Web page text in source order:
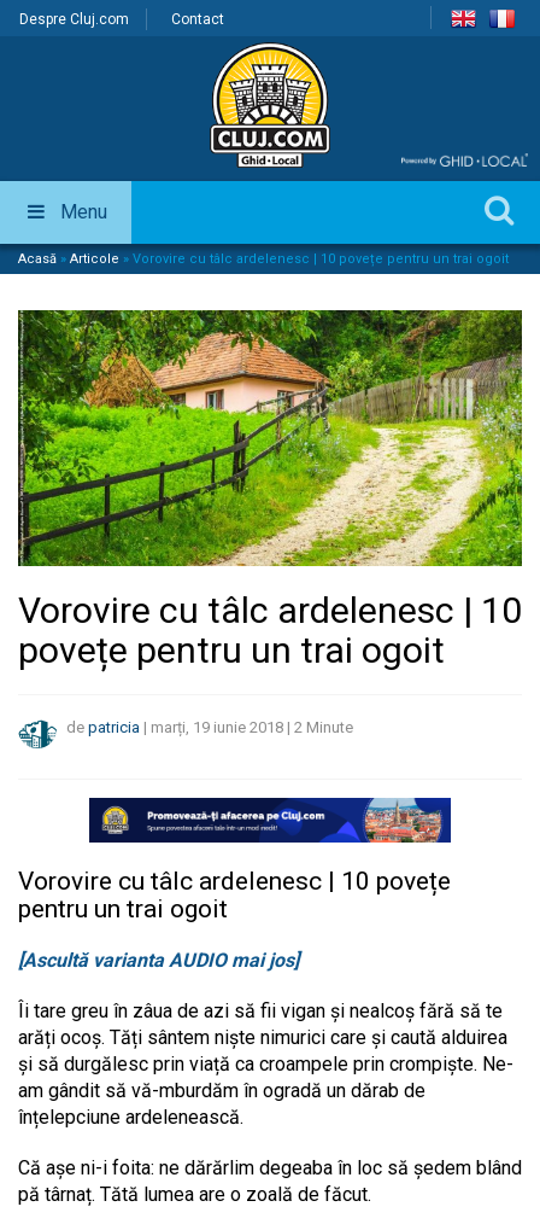
Despre Cluj.com Contact
Menu
Acasă » Articole » Vorovire cu tâlc ardelenesc | 10 povețe pentru un trai ogoit
Vorovire cu tâlc ardelenesc | 10
povețe pentru un trai ogoit
de patricia | marți, 19 iunie 2018 | 2 Minute
Vorovire cu tâlc ardelenesc | 10 povețe
pentru un trai ogoit
[Ascultă varianta AUDIO mai jos]
Îi tare greu în zâua de azi să fii vigan și nealcoș fără să te
arăți ocoș. Tăți sântem niște nimurici care și caută alduirea
și să durgălesc prin viață ca croampele prin crompiște. Ne-
am gândit să vă-mburdăm în ogradă un dărab de
înțelepciune ardelenească.
Că așe ni-i foita: ne dărărlim degeaba în loc să ședem blând
pă târnaț. Tătă lumea are o zoală de făcut.